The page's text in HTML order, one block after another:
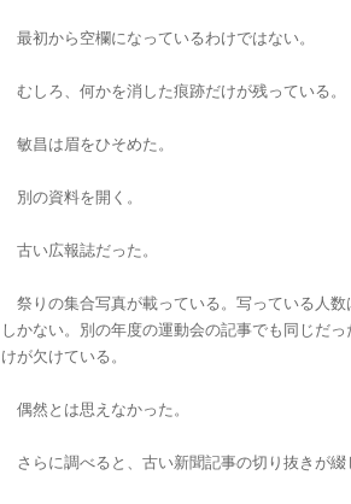
最初から空欄になっているわけではない。
むしろ、何かを消した痕跡だけが残っている。
敏昌は眉をひそめた。
別の資料を開く。
古い広報誌だった。
祭りの集合写真が載っている。写っている人
しかない。別の年度の運動会の記事でも同じだ
けが欠けている。
偶然とは思えなかった。
さらに調べると、古い新聞記事の切り抜きが綴